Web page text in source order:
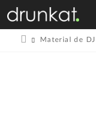
Material de DJ